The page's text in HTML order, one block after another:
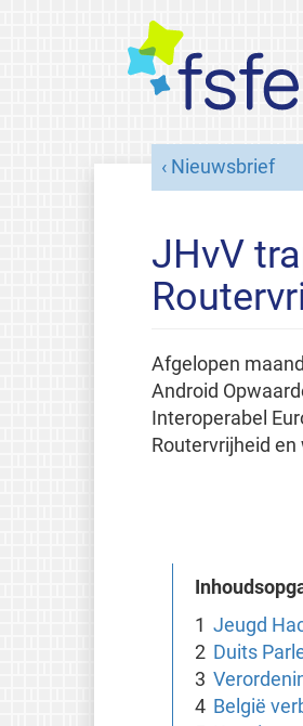
Nieuwsbrief
JHvV
Afgelopen
Android
Interoperabel
Routervrijheid
Jeugd
Duits
België